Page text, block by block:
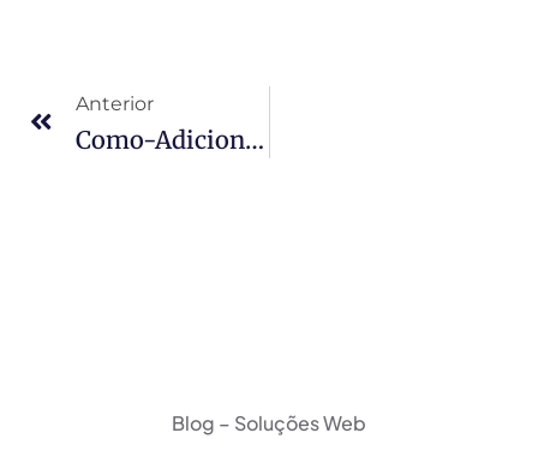
Anterior
Como-Adicionar-Uma-Imagem-No-Post-Do-Seu-Facebook-Pelo-Plugin-Yoast-Seo-627×376
Blog – Soluções Web